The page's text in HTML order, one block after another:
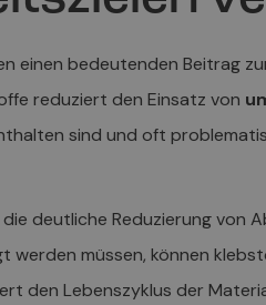
einen bedeutenden Beitrag
reduziert den Einsatz von
sind und oft
deutliche Reduzierung von
werden müssen, können
den Lebenszyklus der